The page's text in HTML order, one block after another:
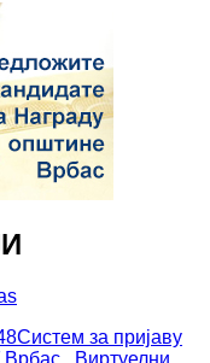
Систем за пријаву